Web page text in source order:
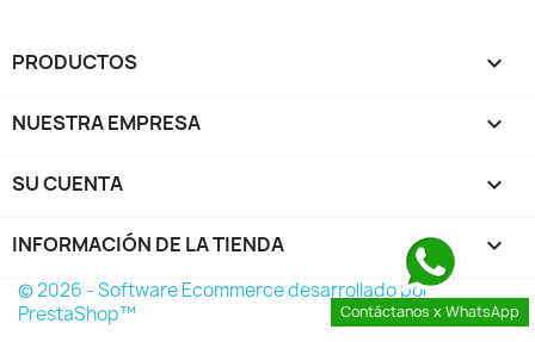
PRODUCTOS 
NUESTRA EMPRESA 
SU CUENTA 
INFORMACIÓN DE LA TIENDA keyboard_arrow_down
© 2026 - Software Ecommerce desarrollado por
PrestaShop™
Contáctanos x WhatsApp